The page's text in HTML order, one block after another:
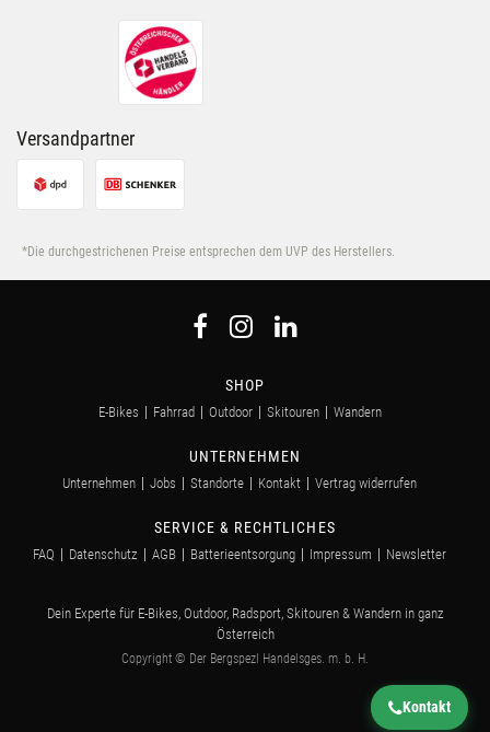
Versandpartner
*Die durchgestrichenen Preise entsprechen dem UVP des Herstellers.
SHOP
E-Bikes Fahrrad Outdoor Skitouren Wandern
UNTERNEHMEN
Unternehmen Jobs Standorte Kontakt Vertrag widerrufen
SERVICE & RECHTLICHES
FAQ Datenschutz AGB Batterieentsorgung Impressum Newsletter
Dein Experte für E-Bikes, Outdoor, Radsport, Skitouren & Wandern in ganz
Österreich
Copyright © Der Bergspezl Handelsges. m. b. H.
Kontakt